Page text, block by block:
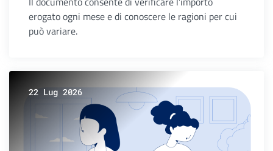
erogato ogni mese e di conoscere le ragioni per cui
può variare.
22 Lug 2026